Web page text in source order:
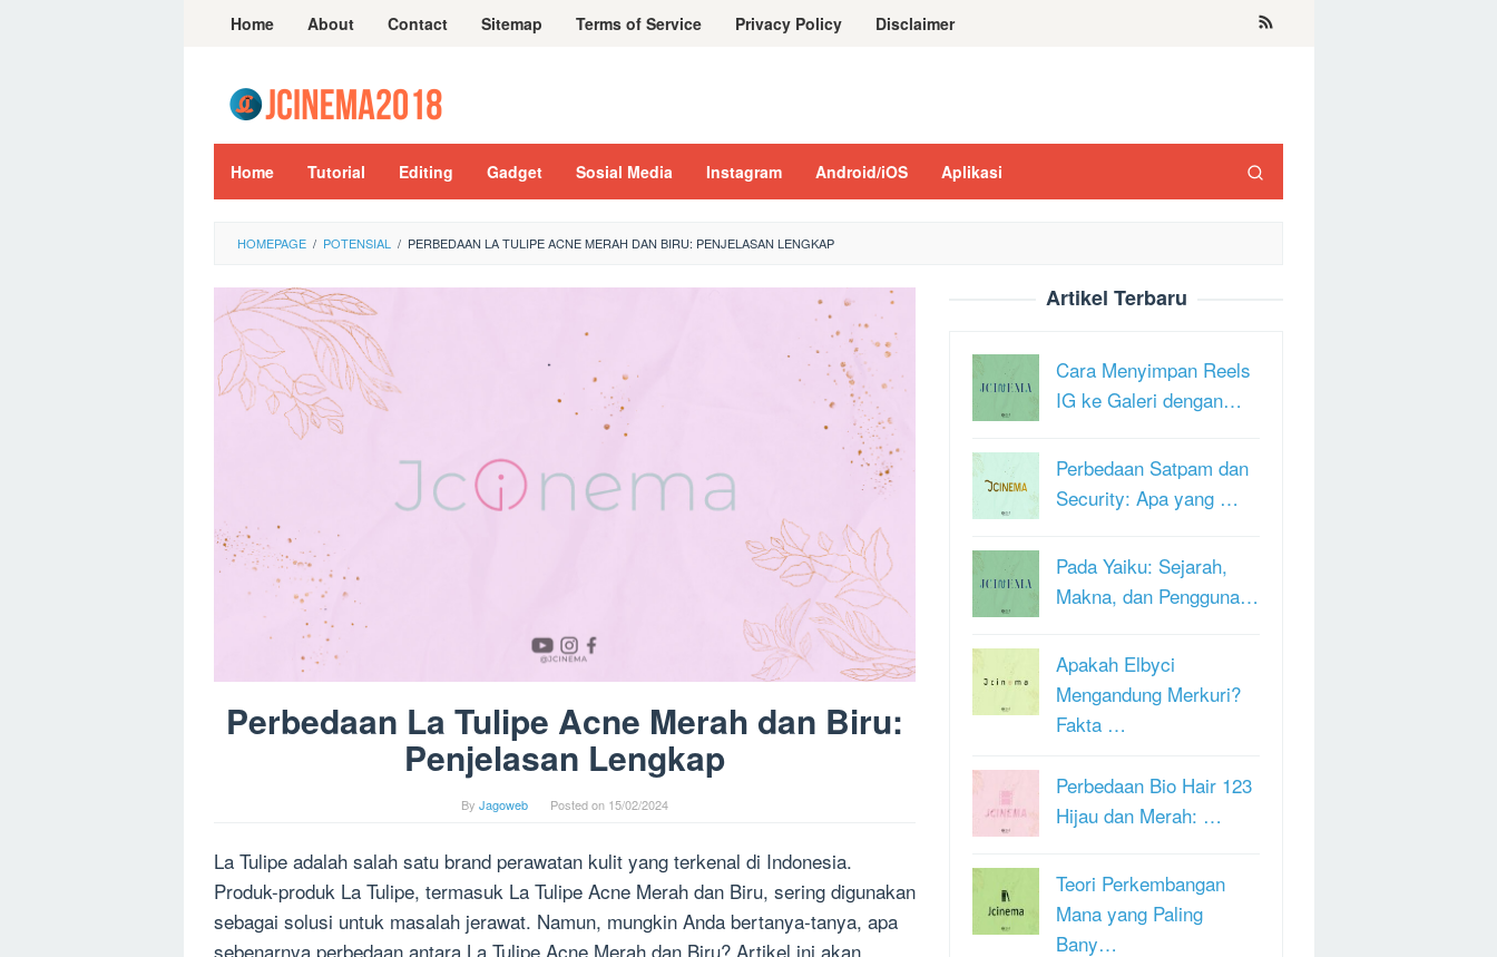
Home About Contact Sitemap Terms of Service Privacy Policy Disclaimer
Home Tutorial Editing Gadget Sosial Media Instagram Android/iOS Aplikasi
HOMEPAGE / POTENSIAL / PERBEDAAN LA TULIPE ACNE MERAH DAN BIRU: PENJELASAN LENGKAP
Perbedaan La Tulipe Acne Merah dan Biru:
Penjelasan Lengkap
By Jagoweb Posted on 15/02/2024
La Tulipe adalah salah satu brand perawatan kulit yang terkenal di Indonesia.
Produk-produk La Tulipe, termasuk La Tulipe Acne Merah dan Biru, sering digunakan
sebagai solusi untuk masalah jerawat. Namun, mungkin Anda bertanya-tanya, apa
sebenarnya perbedaan antara La Tulipe Acne Merah dan Biru? Artikel ini akan
Artikel Terbaru
Cara Menyimpan Reels
IG ke Galeri dengan…
Perbedaan Satpam dan
Security: Apa yang …
Pada Yaiku: Sejarah,
Makna, dan Pengguna…
Apakah Elbyci
Mengandung Merkuri?
Fakta …
Perbedaan Bio Hair 123
Hijau dan Merah: …
Teori Perkembangan
Mana yang Paling
Bany…